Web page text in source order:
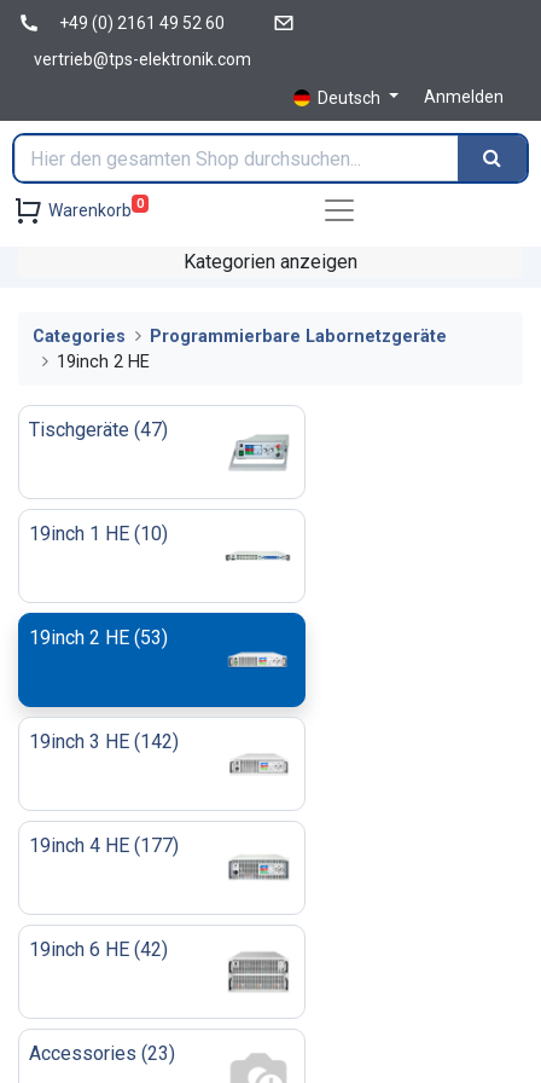
+49 (0) 2161 49 52 60
vertrieb@tps-elektronik.com
Deutsch
Anmelden
Warenkorb 0
Kategorien anzeigen
Categories
Programmierbare Labornetzgeräte
19inch 2 HE
Tischgeräte (47)
19inch 1 HE (10)
19inch 2 HE (53)
19inch 3 HE (142)
19inch 4 HE (177)
19inch 6 HE (42)
Accessories (23)